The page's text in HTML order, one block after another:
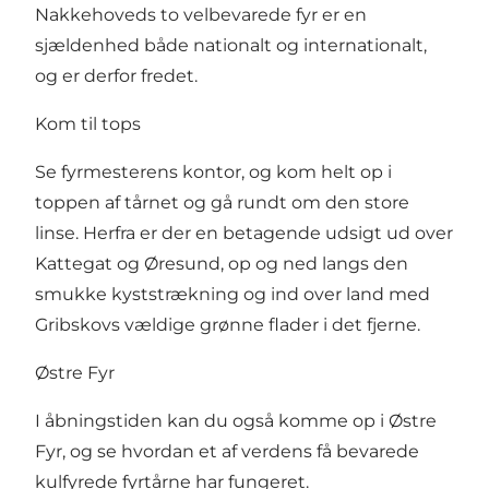
Nakkehoveds to velbevarede fyr er en
sjældenhed både nationalt og internationalt,
og er derfor fredet.
Kom til tops
Se fyrmesterens kontor, og kom helt op i
toppen af tårnet og gå rundt om den store
linse. Herfra er der en betagende udsigt ud over
Kattegat og Øresund, op og ned langs den
smukke kyststrækning og ind over land med
Gribskovs vældige grønne flader i det fjerne.
Østre Fyr
I åbningstiden kan du også komme op i Østre
Fyr, og se hvordan et af verdens få bevarede
kulfyrede fyrtårne har fungeret.